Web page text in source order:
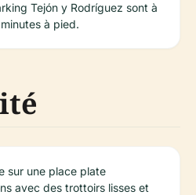
Tejón y Rodríguez sont à
à pied.
sur une place plate
avec des trottoirs lisses et